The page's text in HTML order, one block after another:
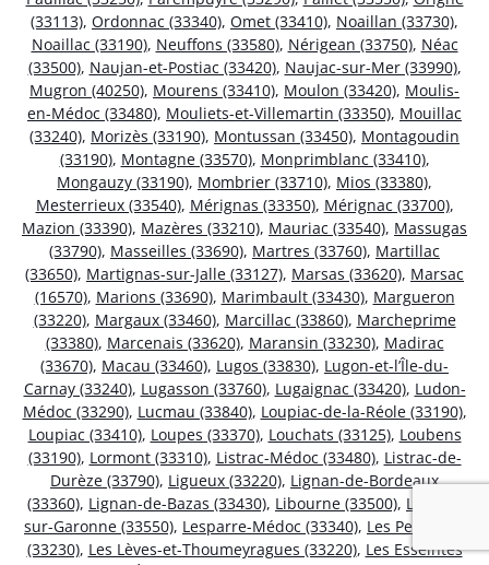
(33113), Ordonnac (33340), Omet (33410), Noaillan (33730),
Noaillac (33190), Neuffons (33580), Nérigean (33750), Néac
(33500), Naujan-et-Postiac (33420), Naujac-sur-Mer (33990),
Mugron (40250), Mourens (33410), Moulon (33420), Moulis-
en-Médoc (33480), Mouliets-et-Villemartin (33350), Mouillac
(33240), Morizès (33190), Montussan (33450), Montagoudin
(33190), Montagne (33570), Monprimblanc (33410),
Mongauzy (33190), Mombrier (33710), Mios (33380),
Mesterrieux (33540), Mérignas (33350), Mérignac (33700),
Mazion (33390), Mazères (33210), Mauriac (33540), Massugas
(33790), Masseilles (33690), Martres (33760), Martillac
(33650), Martignas-sur-Jalle (33127), Marsas (33620), Marsac
(16570), Marions (33690), Marimbault (33430), Margueron
(33220), Margaux (33460), Marcillac (33860), Marcheprime
(33380), Marcenais (33620), Maransin (33230), Madirac
(33670), Macau (33460), Lugos (33830), Lugon-et-l’Île-du-
Carnay (33240), Lugasson (33760), Lugaignac (33420), Ludon-
Médoc (33290), Lucmau (33840), Loupiac-de-la-Réole (33190),
Loupiac (33410), Loupes (33370), Louchats (33125), Loubens
(33190), Lormont (33310), Listrac-Médoc (33480), Listrac-de-
Durèze (33790), Ligueux (33220), Lignan-de-Bordeaux
(33360), Lignan-de-Bazas (33430), Libourne (33500), Lestiac-
sur-Garonne (33550), Lesparre-Médoc (33340), Les Peintures
(33230), Les Lèves-et-Thoumeyragues (33220), Les Esseintes